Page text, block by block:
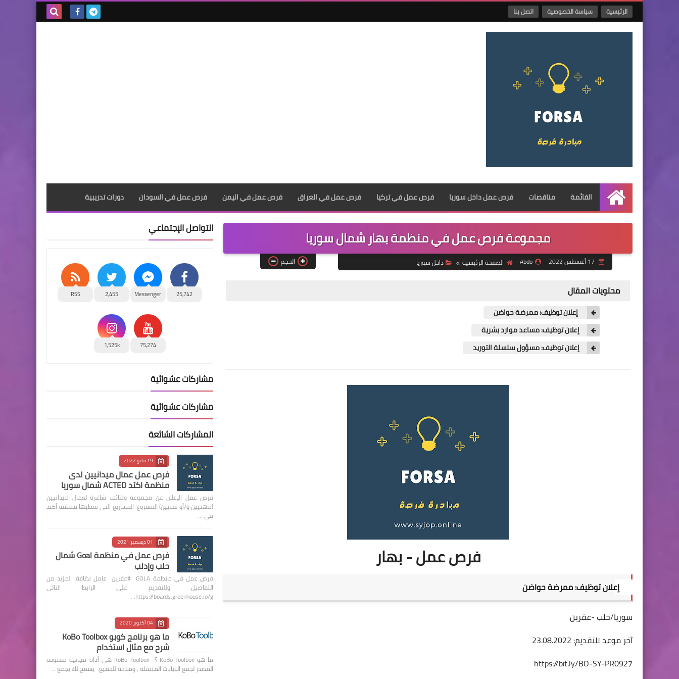
الرئيسية سياسة الخصوصية اتصل بنا
الرئيسية
القائمة مناقصات فرص عمل داخل سوريا فرص عمل في تركيا فرص عمل في العراق فرص عمل في اليمن فرص عمل في السودان دورات تدريبية
مجموعة فرص عمل في منظمة بهار شمال سوريا
Abdo الصفحة الرئيسية داخل سوريا الحجم
محتويات المقال
إعلان توظيف: ممرضة حواضن
إعلان توظيف: مساعد موارد بشرية
إعلان توظيف: مسؤول سلسلة التوريد
فرص عمل - بهار
إعلان توظيف: ممرضة حواضن
سوريا/حلب -عفرين
آخر موعد للتقديم: 23.08.2022
https://bit.ly/BO-SY-PR0927
التواصل الإجتماعي
25,742
Messenger
2,455
RSS
75,274
1,525k
مشاركات عشوائية
مشاركات عشوائية
المشاركات الشائعة
19 مايو 2022
فرص عمل عمال ميدانيين لدى
منظمة اكتد ACTED شمال سوريا
فرص عمل الإعلان عن مجموعة وظائف شاغرة لعمال ميدانيين
(مهنيين و/أو تقنيين) المشروع: المشاريع التي تغطيها منظمة أكتد
في …
01 ديسمبر 2021
فرص عمل في منظمة Goal شمال
حلب وإدلب
فرص عمل في منظمة GOLA #عفرين عامل نظافة لمزيد من
التفاصيل وللتقديم على الرابط التالي
https://boards.greenhouse.io/g…
04 أكتوبر 2020
ما هو برنامج كوبو KoBo Toolbox
شرح مع مثال استخدام
ما هو KoBo Toolbox ؟ KoBo Toolbox هي أداة مجانية مفتوحة
المصدر لجمع البيانات المتنقلة ، ومتاحة للجميع. يسمح لك بجمع …